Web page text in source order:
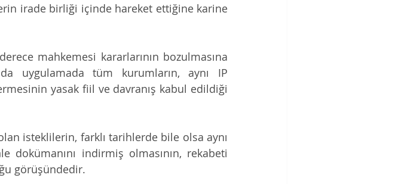
irade birliği içinde hareket ettiğine karine
mahkemesi kararlarının bozulmasına
uygulamada tüm kurumların, aynı IP
yasak fiil ve davranış kabul edildiği
isteklilerin, farklı tarihlerde bile olsa aynı
dokümanını indirmiş olmasının, rekabeti
görüşündedir.